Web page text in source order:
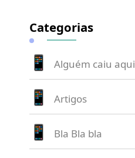
Categorias
Alguém caiu aqui
Artigos
Bla Bla bla